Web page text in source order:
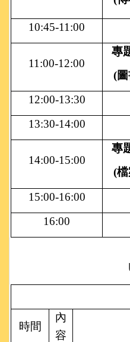
10:45-11:00
11:00-12:00
專
(
12:00-13:30
13:30-14:00
14:00-15:00
專
(
15:00-16:00
16:00
時間
內
容